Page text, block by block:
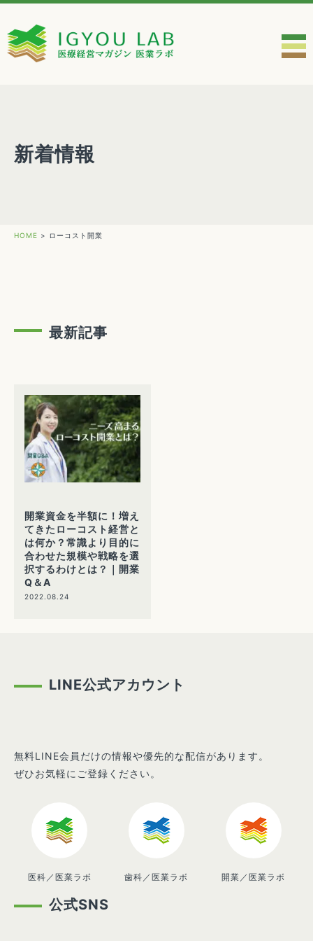
新着情報
HOME > ローコスト開業
最新記事
開業資金を半額に！増え
てきたローコスト経営と
は何か？常識より目的に
合わせた規模や戦略を選
択するわけとは？｜開業
Q＆A
2022.08.24
LINE公式アカウント
無料LINE会員だけの情報や優先的な配信があります。
ぜひお気軽にご登録ください。
医科／医業ラボ 歯科／医業ラボ 開業／医業ラボ
公式SNS